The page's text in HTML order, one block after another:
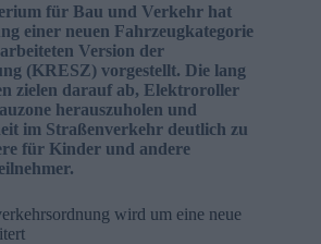
für Bau und Verkehr hat
einer neuen Fahrzeugkategorie
Version der
(KRESZ) vorgestellt. Die lang
zielen darauf ab, Elektroroller
herauszuholen und
im Straßenverkehr deutlich zu
für Kinder und andere
wird um eine neue